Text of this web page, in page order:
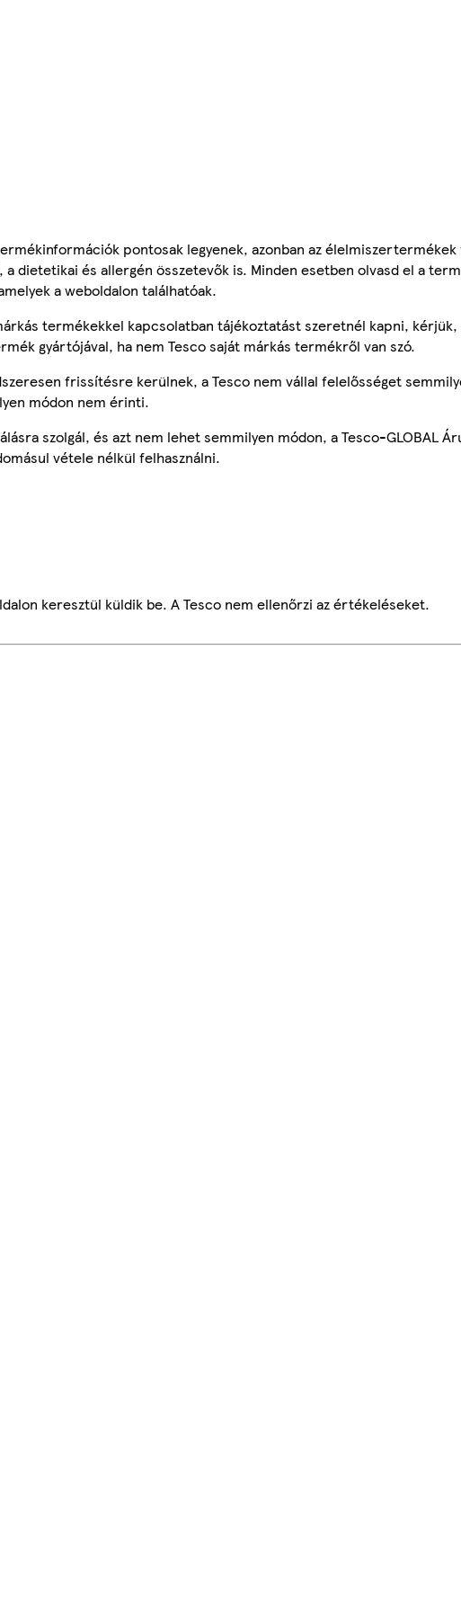
pontosak legyenek, azonban az
a dietetikai és allergén összetevők is. Minden esetben olvasd el a
a weboldalon találhatóak.
termékekkel kapcsolatban tájékoztatást szeretnél kapni, kérjük,
gyártójával, ha nem Tesco saját márkás termékről van szó.
frissítésre kerülnek, a Tesco nem vállal felelősséget
módon nem érinti.
szolgál, és azt nem lehet semmilyen módon, a Tesco-GLOBAL
vétele nélkül felhasználni.
keresztül küldik be. A Tesco nem ellenőrzi az értékeléseket.